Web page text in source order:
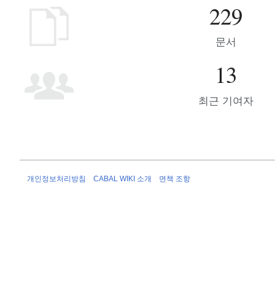
229
문서
13
최근 기여자
개인정보처리방침 CABAL WIKI 소개 면책 조항